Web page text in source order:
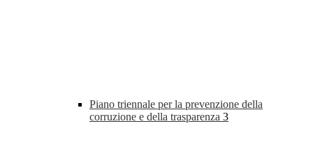
Piano triennale per la prevenzione della
corruzione e della trasparenza 3